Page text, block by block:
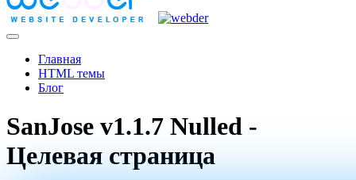
Главная
HTML темы
Блог
SanJose v1.1.7 Nulled -
Целевая страница